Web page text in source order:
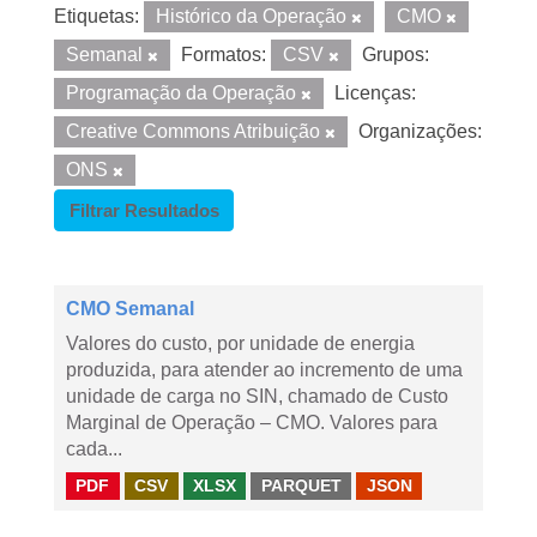
Etiquetas: Histórico da Operação
CMO
Semanal
Formatos: CSV
Grupos:
Programação da Operação
Licenças:
Creative Commons Atribuição
Organizações:
ONS
Filtrar Resultados
CMO Semanal
Valores do custo, por unidade de energia
produzida, para atender ao incremento de uma
unidade de carga no SIN, chamado de Custo
Marginal de Operação – CMO. Valores para
cada...
PDF CSV XLSX PARQUET JSON